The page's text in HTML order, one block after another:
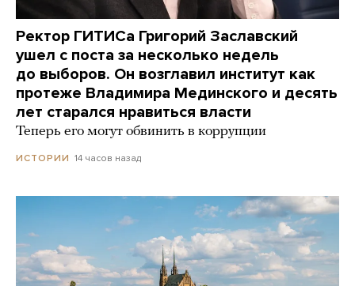
Ректор ГИТИСа Григорий Заславский
ушел с поста за несколько недель
до выборов. Он возглавил институт как
протеже Владимира Мединского и десять
лет старался нравиться власти
Теперь его могут обвинить в коррупции
ИСТОРИИ 14 часов назад